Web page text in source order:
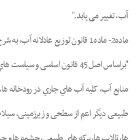
آب، ﺗﻐﯿﯿﺮ ﻣﯽ ﯾﺎﺑﺪ."
ماده2- ﻣﺎده 1 ﻗﺎﻧﻮن ﺗﻮزﯾﻊ ﻋﺎدﻻﻧﻪ آب، ﺑﻪ ﺷﺮح زﯾﺮ اﺻﻼح و 2 ﺗﺒﺼﺮه ﺑﻪ آن اﻟﺤﺎق ﻣﯽ ﺷﻮد.
"ﺑﺮاﺳﺎس اﺻﻞ 45 ﻗﺎﻧﻮن اﺳﺎﺳﯽ
ﻣﻨﺎﺑﻊ آب، کلیه آب ﻫﺎي ﺟﺎري در رودﺧﺎﻧﻪ
ﻃﺒﯿﻌﯽ دﯾﮕﺮ اﻋﻢ از ﺳﻄﺤﯽ و زﯾﺮزﻣﯿﻨﯽ،